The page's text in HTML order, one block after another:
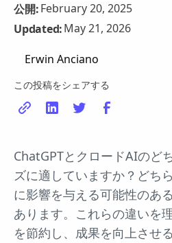
公開:February 20, 2025
Updated:May 21, 2026
Erwin Anciano
この投稿をシェアする
ChatGPTとクロードAIのど
ズに適していますか？どち
に影響を与える可能性のあ
あります。これらの違いを
を節約し、成果を向上させ